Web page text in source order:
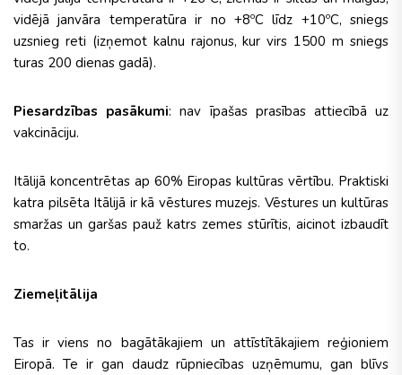
vidējā janvāra temperatūra ir no +8ºC līdz +10ºC, sniegs
uzsnieg reti (izņemot kalnu rajonus, kur virs 1500 m sniegs
turas 200 dienas gadā).
Piesardzības pasākumi: nav īpašas prasības attiecībā uz
vakcināciju.
Itālijā koncentrētas ap 60% Eiropas kultūras vērtību. Praktiski
katra pilsēta Itālijā ir kā vēstures muzejs. Vēstures un kultūras
smaržas un garšas pauž katrs zemes stūrītis, aicinot izbaudīt
to.
Ziemeļitālija
Tas ir viens no bagātākajiem un attīstītākajiem reģioniem
Eiropā. Te ir gan daudz rūpniecības uzņēmumu, gan blīvs